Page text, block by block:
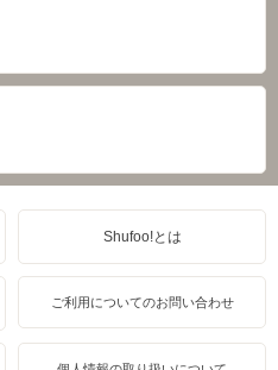
Shufoo!とは
ご利用についてのお問い合わせ